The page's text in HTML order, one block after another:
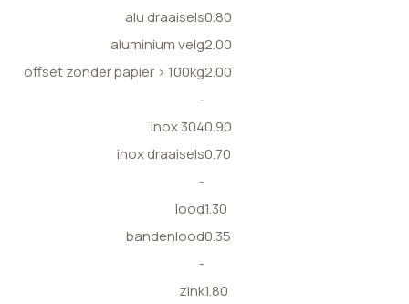
alu draaisels0.80
aluminium velg2.00
offset zonder papier > 100kg2.00
-
inox 3040.90
inox draaisels0.70
-
lood1.30
bandenlood0.35
-
zink1.80